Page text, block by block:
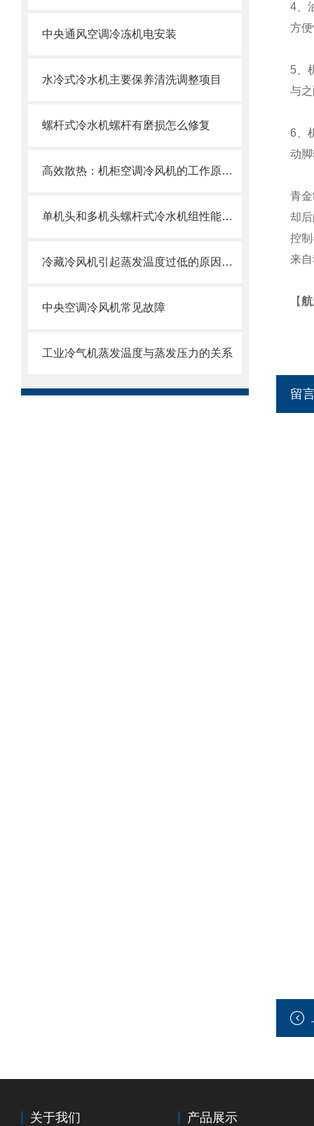
中央通风空调冷冻机电安装
水冷式冷水机主要保养清洗调整项目
螺杆式冷水机螺杆有磨损怎么修复
高效散热：机柜空调冷风机的工作原理与优势
单机头和多机头螺杆式冷水机组性能对比
冷藏冷风机引起蒸发温度过低的原因及解决办法
中央空调冷风机常见故障
工业冷气机蒸发温度与蒸发压力的关系
4、
方
5、
与
6、
动
青
却
控
来
【
留
关于我们 产品展示